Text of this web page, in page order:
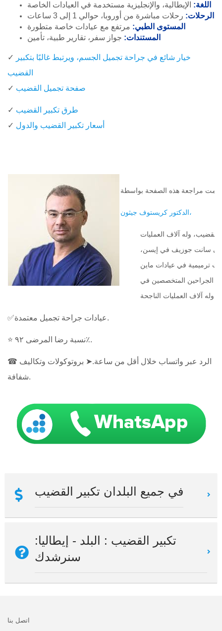
اللغة: الإيطالية، والإنجليزية مستخدمة في العيادات الخاصة
الرحلات: رحلات مباشرة من أوروبا، حوالي 1 إلى 3 ساعات
المستوى الطبي: مرتفع مع عيادات خاصة متطورة
المستندات: جواز سفر، تقارير طبية، تأمين
✓
خيار شائع في جراحة تجميل الجسم، ويرتبط غالبًا بتكبير
القضيب
✓ صفحة تجميل القضيب
✓ طرق تكبير القضيب
✓ أسعار تكبير القضيب والدول
تمت مراجعة هذه الصفحة بواسطة
الدكتور كريستوف جيثون،
وله آلاف العمليات
سانت جوزيف في إيسن،
ترميمية في عيادات ماين
الجراحين المتخصصين في
✅عيادات جراحة تجميل معتمدة.
⭐ نسبة رضا المرضى ٩٢٪.
☎ الرد عبر واتساب خلال أقل من ساعة.➤ بروتوكولات وتكاليف
شفافة.
في جميع البلدان تكبير القضيب
تكبير القضيب : البلد - إيطاليا:
سنرشدك
اتصل بنا